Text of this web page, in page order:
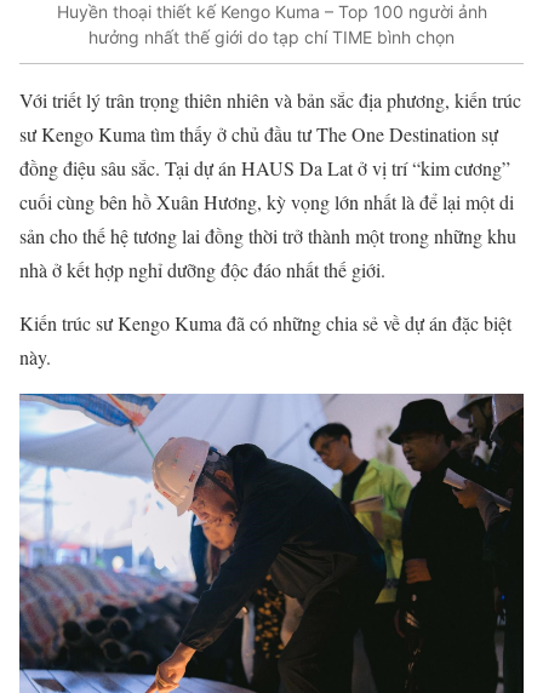
Huyền thoại thiết kế Kengo Kuma – Top 100 người ảnh
hưởng nhất thế giới do tạp chí TIME bình chọn
Với triết lý trân trọng thiên nhiên và bản sắc địa phương, kiến trúc
sư Kengo Kuma tìm thấy ở chủ đầu tư The One Destination sự
đồng điệu sâu sắc. Tại dự án HAUS Da Lat ở vị trí “kim cương”
cuối cùng bên hồ Xuân Hương, kỳ vọng lớn nhất là để lại một di
sản cho thế hệ tương lai đồng thời trở thành một trong những khu
nhà ở kết hợp nghỉ dưỡng độc đáo nhất thế giới.
Kiến trúc sư Kengo Kuma đã có những chia sẻ về dự án đặc biệt
này.